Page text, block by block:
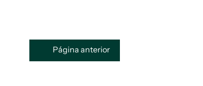
Página anterior